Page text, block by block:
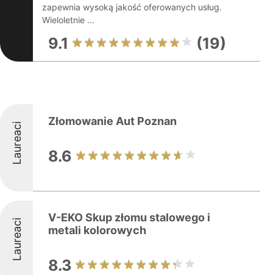
zapewnia wysoką jakość oferowanych usług.
Wieloletnie ...
9.1 (19)
Laureaci Złomowanie Aut Poznan
8.6
Laureaci
V-EKO Skup złomu stalowego i
metali kolorowych
8.3